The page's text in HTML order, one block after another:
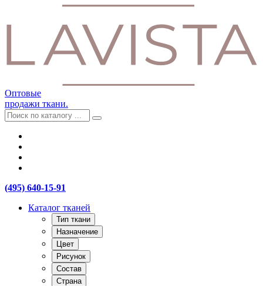
Оптовые
продажи ткани.
(495) 640-15-91
Каталог тканей
Тип ткани
Назначение
Цвет
Рисунок
Состав
Страна